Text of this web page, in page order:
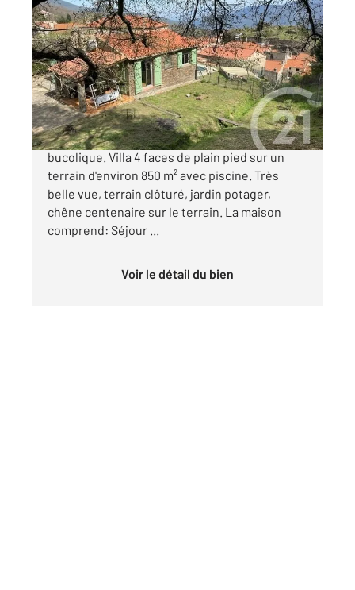
CORSAVY 66
69,35 m2, 4 pièces
Ref : 10866
Maison à vendre
257 000 €
CORSAVY (66150) : Près du village dans un site
bucolique. Villa 4 faces de plain pied sur un
terrain d'environ 850 m² avec piscine. Très
belle vue, terrain clôturé, jardin potager,
chêne centenaire sur le terrain. La maison
comprend: Séjour ...
Voir le détail du bien